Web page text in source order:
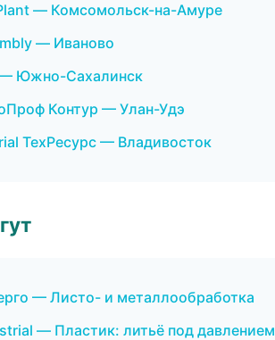
— Комсомольск-на-Амуре
— Иваново
Южно-Сахалинск
Контур — Улан-Удэ
ТехРесурс — Владивосток
— Листо- и металлообработка
— Пластик: литьё под давлением